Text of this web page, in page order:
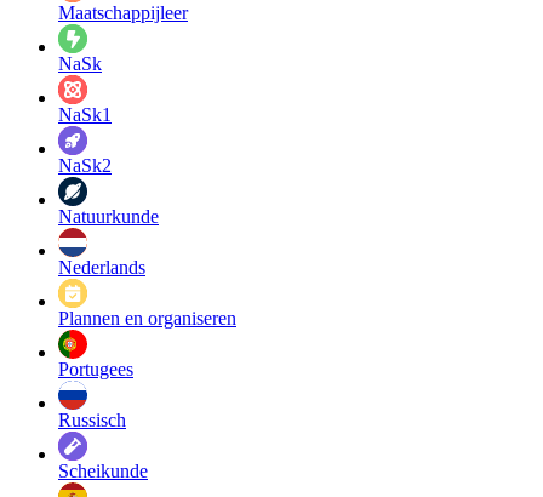
Maatschappijleer
NaSk
NaSk1
NaSk2
Natuurkunde
Nederlands
Plannen en organiseren
Portugees
Russisch
Scheikunde